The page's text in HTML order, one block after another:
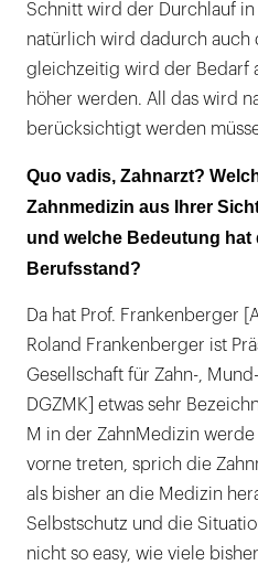
Schnitt wird der Durchlauf in
natürlich wird dadurch auch
gleichzeitig wird der Bedarf
höher werden. All das wird
berücksichtigt werden
Quo vadis, Zahnarzt?
Zahnmedizin aus Ihrer
und welche Bedeutung hat
Berufsstand?
Da hat Prof. Frankenberger
Roland Frankenberger ist
Gesellschaft für Zahn-,
DGZMK] etwas sehr
M in der ZahnMedizin
vorne treten, sprich die
als bisher an die Medizin
Selbstschutz und die
nicht so easy, wie viele